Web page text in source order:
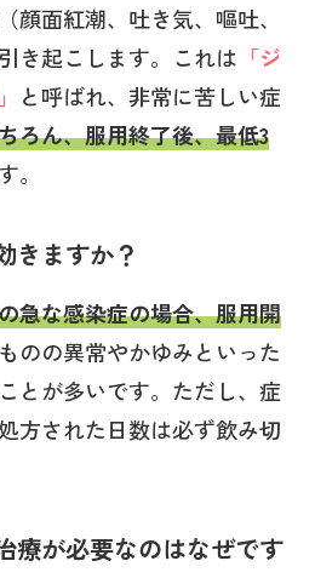
顔面紅潮、吐き気、嘔吐、
き起こします。これは 「ジ
と呼ばれ、非常に苦しい症
ろん、服用終了後、最低3
。
きますか？
急な感染症の場合、服用開
のの異常やかゆみといった
とが多いです。ただし、症
方された日数は必ず飲み切
療が必要なのはなぜです